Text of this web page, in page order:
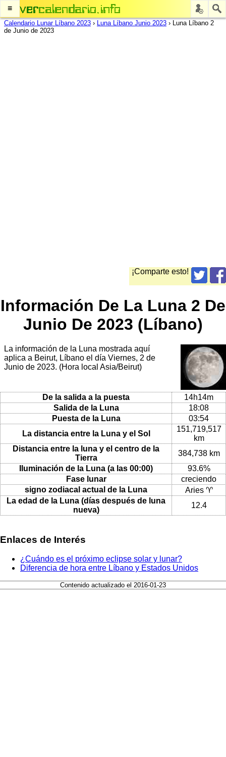
≡
Calendario Lunar Líbano 2023 › Luna Líbano Junio 2023 › Luna Líbano 2
de Junio de 2023
¡Comparte esto!
Información De La Luna 2 De
Junio De 2023 (Líbano)
La información de la Luna mostrada aquí
aplica a Beirut, Líbano el día Viernes, 2 de
Junio de 2023. (Hora local Asia/Beirut)
De la salida a la puesta
14h14m
Salida de la Luna
18:08
Puesta de la Luna
03:54
La distancia entre la Luna y el Sol
151,719,517
km
Distancia entre la luna y el centro de la
Tierra
384,738 km
Iluminación de la Luna (a las 00:00)
93.6%
Fase lunar
creciendo
signo zodiacal actual de la Luna
Aries ♈
La edad de la Luna (días después de luna
nueva)
12.4
Enlaces de Interés
¿Cuándo es el próximo eclipse solar y lunar?
Diferencia de hora entre Líbano y Estados Unidos
Contenido actualizado el 2016-01-23